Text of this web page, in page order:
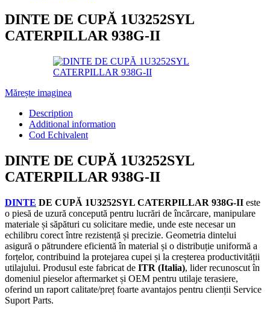
DINTE DE CUPĂ 1U3252SYL
CATERPILLAR 938G-II
Mărește imaginea
Description
Additional information
Cod Echivalent
DINTE DE CUPĂ 1U3252SYL
CATERPILLAR 938G-II
DINTE DE CUPĂ 1U3252SYL CATERPILLAR 938G-II este
o piesă de uzură concepută pentru lucrări de încărcare, manipulare
materiale și săpături cu solicitare medie, unde este necesar un
echilibru corect între rezistență și precizie. Geometria dintelui
asigură o pătrundere eficientă în material și o distribuție uniformă a
forțelor, contribuind la protejarea cupei și la creșterea productivității
utilajului. Produsul este fabricat de ITR (Italia), lider recunoscut în
domeniul pieselor aftermarket și OEM pentru utilaje terasiere,
oferind un raport calitate/preț foarte avantajos pentru clienții Service
Suport Parts.